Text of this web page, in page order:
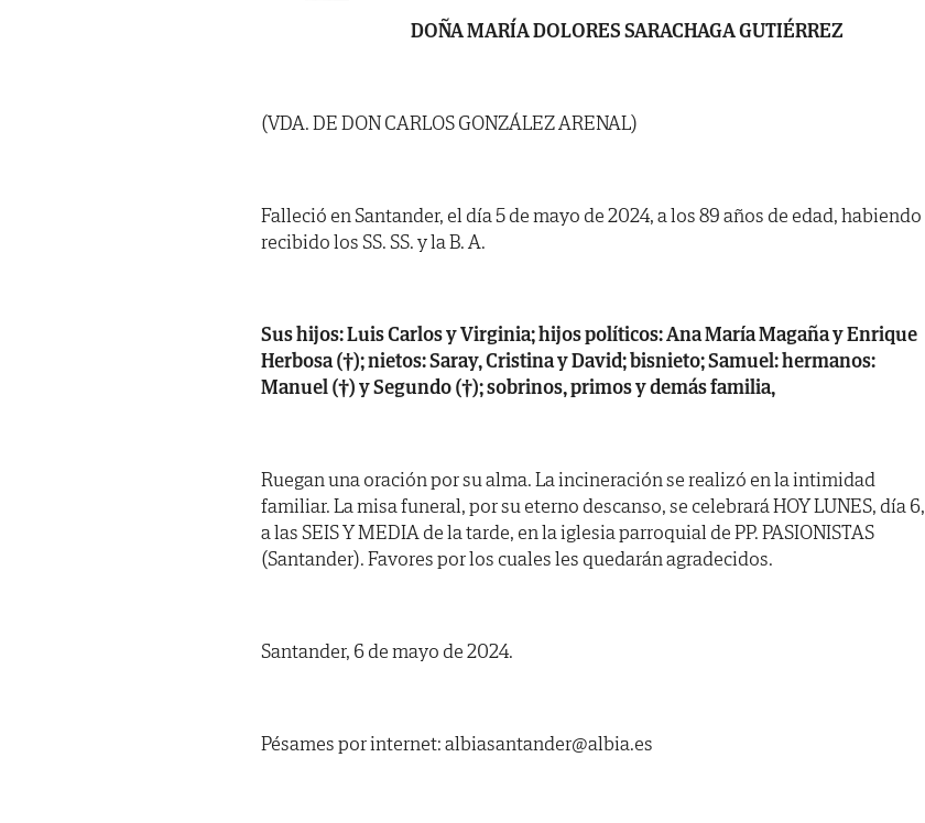
DOÑA MARÍA DOLORES SARACHAGA GUTIÉRREZ
(VDA. DE DON CARLOS GONZÁLEZ ARENAL)
Falleció en Santander, el día 5 de mayo de 2024, a los 89 años de edad, habiendo
recibido los SS. SS. y la B. A.
Sus hijos: Luis Carlos y Virginia; hijos políticos: Ana María Magaña y Enrique
Herbosa (†); nietos: Saray, Cristina y David; bisnieto; Samuel: hermanos:
Manuel (†) y Segundo (†); sobrinos, primos y demás familia,
Ruegan una oración por su alma. La incineración se realizó en la intimidad
familiar. La misa funeral, por su eterno descanso, se celebrará HOY LUNES, día 6,
a las SEIS Y MEDIA de la tarde, en la iglesia parroquial de PP. PASIONISTAS
(Santander). Favores por los cuales les quedarán agradecidos.
Santander, 6 de mayo de 2024.
Pésames por internet: albiasantander@albia.es